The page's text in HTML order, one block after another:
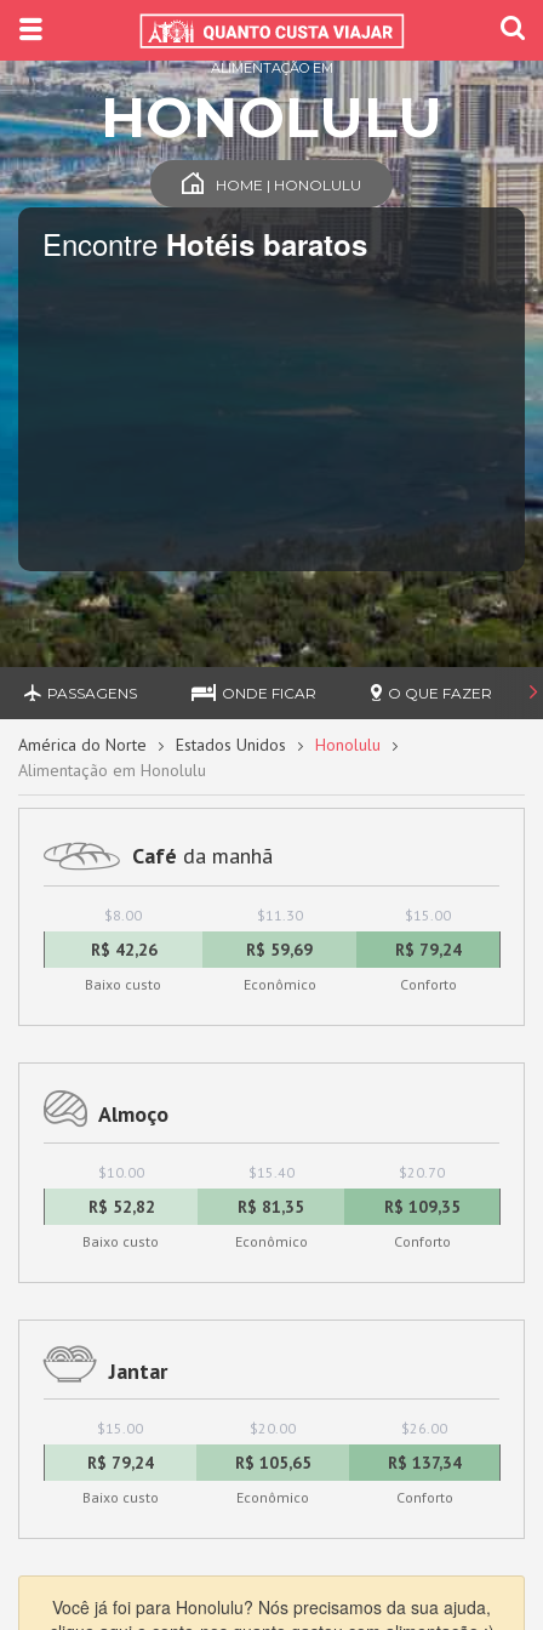
Encontre Hotéis baratos
ALIMENTAÇÃO EM
HONOLULU
HOME | HONOLULU
PASSAGENS ONDE FICAR O QUE FAZER
América do Norte Estados Unidos
Honolulu
Alimentação em Honolulu
Café da manhã
$8.00 $11.30 $15.00
R$ 42,26 R$ 59,69 R$ 79,24
Baixo custo Econômico Conforto
Almoço
$10.00 $15.40 $20.70
R$ 52,82 R$ 81,35 R$ 109,35
Baixo custo Econômico Conforto
Jantar
$15.00 $20.00 $26.00
R$ 79,24 R$ 105,65 R$ 137,34
Baixo custo Econômico Conforto
Você já foi para Honolulu? Nós precisamos da sua ajuda,